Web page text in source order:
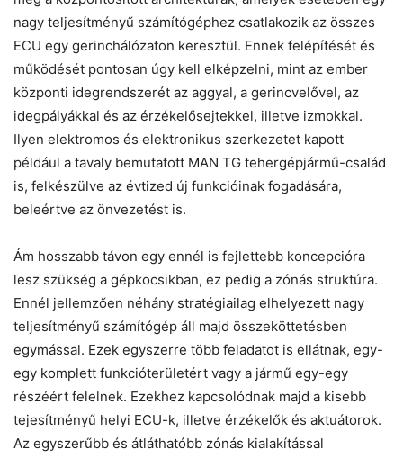
nagy teljesítményű számítógéphez csatlakozik az összes
ECU egy gerinchálózaton keresztül. Ennek felépítését és
működését pontosan úgy kell elképzelni, mint az ember
központi idegrendszerét az aggyal, a gerincvelővel, az
idegpályákkal és az érzékelősejtekkel, illetve izmokkal.
Ilyen elektromos és elektronikus szerkezetet kapott
például a tavaly bemutatott MAN TG tehergépjármű-család
is, felkészülve az évtized új funkcióinak fogadására,
beleértve az önvezetést is.
Ám hosszabb távon egy ennél is fejlettebb koncepcióra
lesz szükség a gépkocsikban, ez pedig a zónás struktúra.
Ennél jellemzően néhány stratégiailag elhelyezett nagy
teljesítményű számítógép áll majd összeköttetésben
egymással. Ezek egyszerre több feladatot is ellátnak, egy-
egy komplett funkcióterületért vagy a jármű egy-egy
részéért felelnek. Ezekhez kapcsolódnak majd a kisebb
tejesítményű helyi ECU-k, illetve érzékelők és aktuátorok.
Az egyszerűbb és átláthatóbb zónás kialakítással